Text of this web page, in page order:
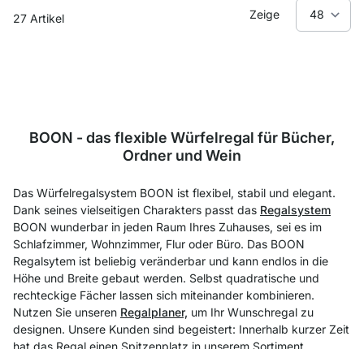
27 Artikel Zeige
BOON - das flexible Würfelregal für Bücher,
Ordner und Wein
Das Würfelregalsystem BOON ist flexibel, stabil und elegant.
Dank seines vielseitigen Charakters passt das Regalsystem
BOON wunderbar in jeden Raum Ihres Zuhauses, sei es im
Schlafzimmer, Wohnzimmer, Flur oder Büro. Das BOON
Regalsytem ist beliebig veränderbar und kann endlos in die
Höhe und Breite gebaut werden. Selbst quadratische und
rechteckige Fächer lassen sich miteinander kombinieren.
Nutzen Sie unseren Regalplaner, um Ihr Wunschregal zu
designen. Unsere Kunden sind begeistert: Innerhalb kurzer Zeit